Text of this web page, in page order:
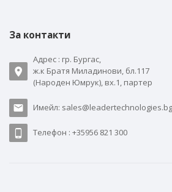
За контакти
Адрес : гр. Бургас,
ж.к Братя Миладинови, бл.117
(Народен Юмрук), вх.1, партер
Имейл: sales@leadertechnologies.bg
Телефон : +35956 821 300